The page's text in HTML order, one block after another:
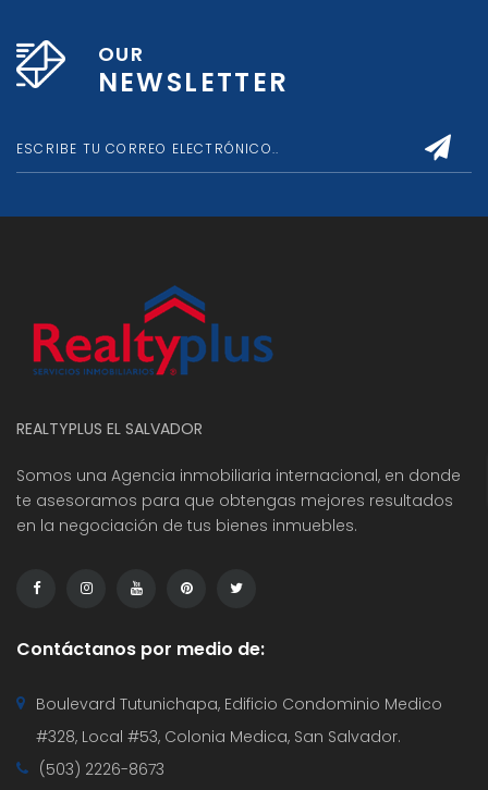
OUR
NEWSLETTER
REALTYPLUS EL SALVADOR
Somos una Agencia inmobiliaria internacional, en donde
te asesoramos para que obtengas mejores resultados
en la negociación de tus bienes inmuebles.
Contáctanos por medio de:
Boulevard Tutunichapa, Edificio Condominio Medico
#328, Local #53, Colonia Medica, San Salvador.
(503) 2226-8673